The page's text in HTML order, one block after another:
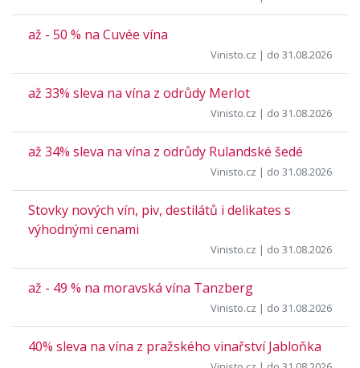
až - 50 % na Cuvée vína
Vinisto.cz | do 31.08.2026
až 33% sleva na vína z odrůdy Merlot
Vinisto.cz | do 31.08.2026
až 34% sleva na vína z odrůdy Rulandské šedé
Vinisto.cz | do 31.08.2026
Stovky nových vín, piv, destilátů i delikates s
výhodnými cenami
Vinisto.cz | do 31.08.2026
až - 49 % na moravská vína Tanzberg
Vinisto.cz | do 31.08.2026
40% sleva na vína z pražského vinařství Jabloňka